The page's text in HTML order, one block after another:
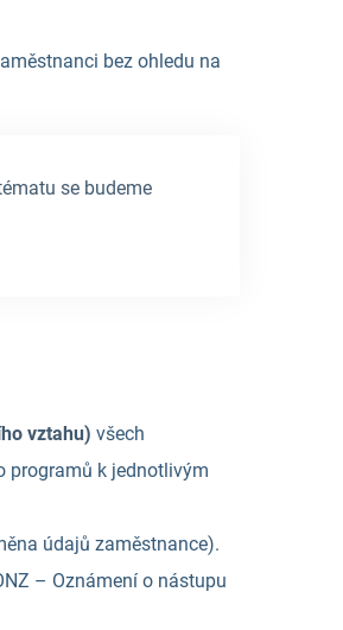
bez ohledu na
se budeme
vztahu) všech
programů k jednotlivým
údajů zaměstnance).
– Oznámení o nástupu